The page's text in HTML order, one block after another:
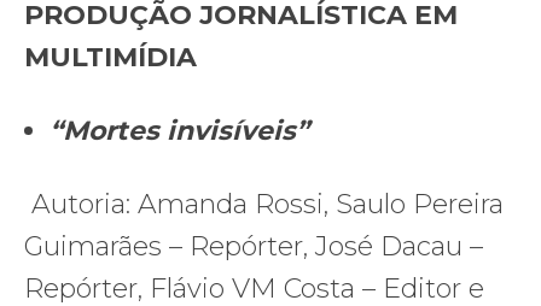
PRODUÇÃO JORNALÍSTICA EM
MULTIMÍDIA
“Mortes invisíveis”
Autoria: Amanda Rossi, Saulo Pereira
Guimarães – Repórter, José Dacau –
Repórter, Flávio VM Costa – Editor e